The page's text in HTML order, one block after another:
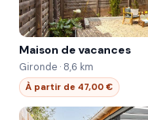
Maison de vacances
Gironde · 8,6 km
À partir de 47,00 €